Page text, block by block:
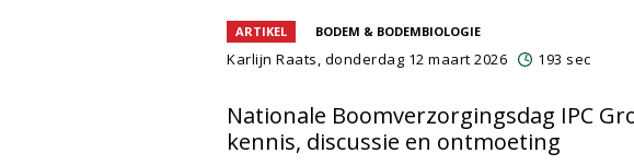
ARTIKEL BODEM & BODEMBIOLOGIE
Karlijn Raats, donderdag 12 maart 2026 193 sec
Nationale Boomverzorgingsdag IPC
kennis, discussie en ontmoeting